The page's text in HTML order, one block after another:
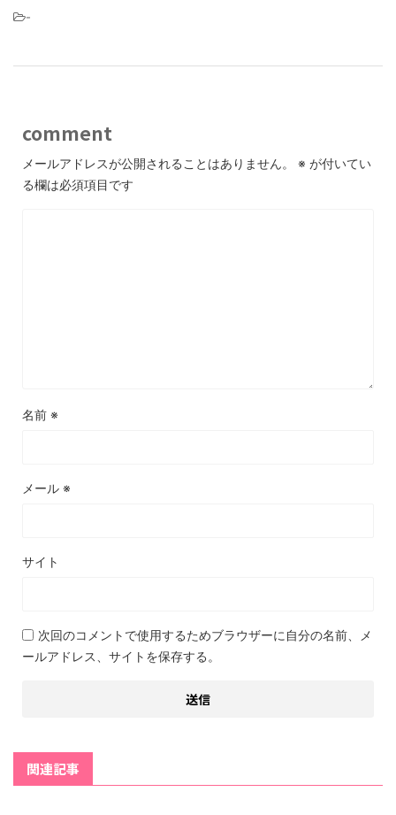
-
comment
メールアドレスが公開されることはありません。 ※ が付いてい
る欄は必須項目です
名前 ※
メール ※
サイト
次回のコメントで使用するためブラウザーに自分の名前、メ
ールアドレス、サイトを保存する。
関連記事